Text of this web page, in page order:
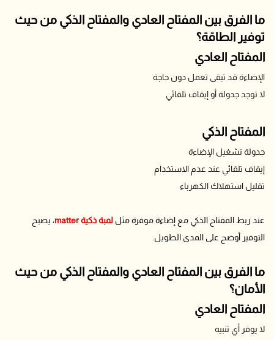
ما الفرق بين المفتاح العادي والمفتاح الذكي من حيث
توفير الطاقة؟
المفتاح العادي
الإضاءة قد تبقى تعمل دون حاجة
لا توجد جدولة أو إيقاف تلقائي
المفتاح الذكي
جدولة تشغيل الإضاءة
إيقاف تلقائي عند عدم الاستخدام
تقليل استهلاك الكهرباء
عند ربط المفتاح الذكي مع إضاءة موفرة مثل لمبة ذكية matter
، يصبح
التوفير أوضح على المدى الطويل.
ما الفرق بين المفتاح العادي والمفتاح الذكي من حيث
الأمان؟
المفتاح العادي
لا يوفر أي تنبيه